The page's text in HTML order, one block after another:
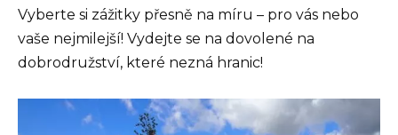
Vyberte si zážitky přesně na míru – pro vás nebo
vaše nejmilejší! Vydejte se na dovolené na
dobrodružství, které nezná hranic!